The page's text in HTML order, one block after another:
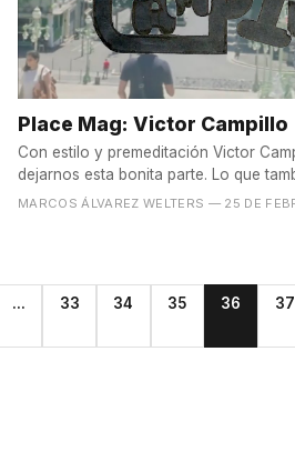
Place Mag: Victor Campillo
Con estilo y premeditación Victor
dejarnos esta bonita parte. Lo que
MARCOS ÁLVAREZ WELTERS — 25 DE
... 33 34 35 36 37